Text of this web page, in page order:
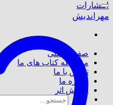
صفحه اصلی
مجموعه کتاب های ما
تماس با ما
درباره ما
پذیرش اثر
جستجو